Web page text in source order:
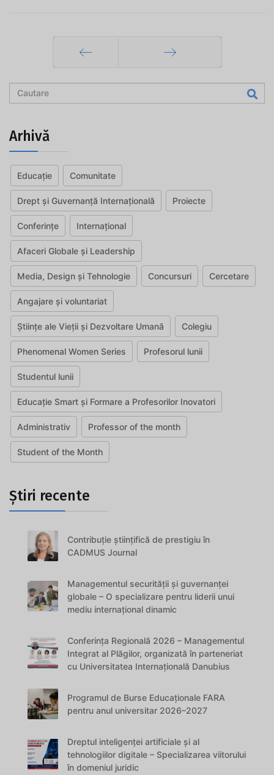
Prec Mai departe
Arhivă
Educație Comunitate
Drept și Guvernanță Internațională Proiecte
Conferințe Internațional
Afaceri Globale și Leadership
Media, Design și Tehnologie Concursuri Cercetare
Angajare și voluntariat
Științe ale Vieții și Dezvoltare Umană Colegiu
Phenomenal Women Series Profesorul lunii
Studentul lunii
Educație Smart și Formare a Profesorilor Inovatori
Administrativ Professor of the month
Student of the Month
Știri recente
Contribuție științifică de prestigiu în
CADMUS Journal
Managementul securității și guvernanței
globale – O specializare pentru liderii unui
mediu internațional dinamic
Conferința Regională 2026 – Managementul
Integrat al Plăgilor, organizată în parteneriat
cu Universitatea Internațională Danubius
Programul de Burse Educaționale FARA
pentru anul universitar 2026–2027
Dreptul inteligenței artificiale și al
tehnologiilor digitale – Specializarea viitorului
în domeniul juridic